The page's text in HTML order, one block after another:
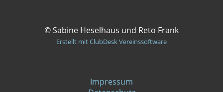
© Sabine Heselhaus und Reto Frank
Erstellt mit ClubDesk Vereinssoftware
Impressum